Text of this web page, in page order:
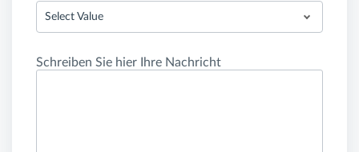
Select Value
Schreiben Sie hier Ihre Nachricht